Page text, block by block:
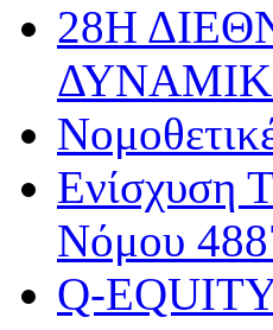
28Η
Ενίσχυση
Νόμου
Q-